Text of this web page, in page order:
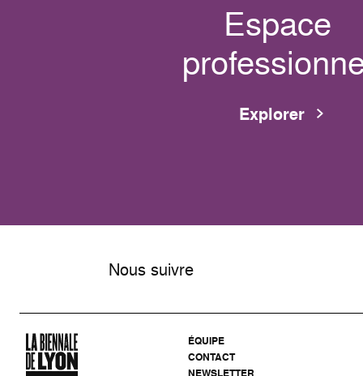
Espace
Explorer
Nous suivre
ÉQUIPE
CONTACT